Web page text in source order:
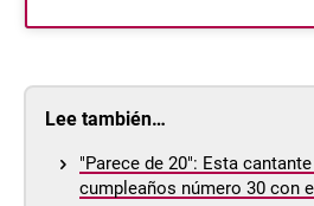
Lee también…
"Parece de 20": Esta
cumpleaños número 30 con